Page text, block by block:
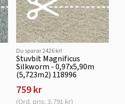
Du sparar 2426 kr!
Stuvbit Magnificus
Silkworm - 0,97x5,90m
(5,723m2) 118996
759 kr
(Ord. pris: 3,791 kr)